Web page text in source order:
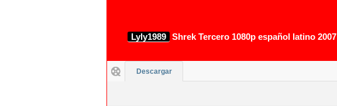
Lyly1989 Shrek Tercero 1080p español latino 2007
Descargar